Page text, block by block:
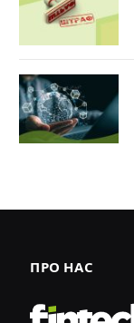
ПРО НАС